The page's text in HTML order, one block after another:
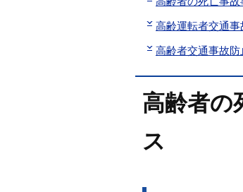
高齢運転者交通事
高齢者交通事故防
高齢者の
ス